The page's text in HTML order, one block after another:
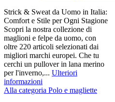
Strick & Sweat da Uomo in Italia:
Comfort e Stile per Ogni Stagione
Scopri la nostra collezione di
maglioni e felpe da uomo, con
oltre 220 articoli selezionati dai
migliori marchi europei. Che tu
cerchi un pullover in lana merino
per l'inverno,... Ulteriori
informazioni
Alla categoria Polo e magliette